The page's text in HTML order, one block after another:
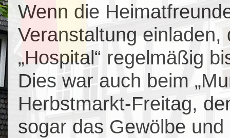
Wenn die
Veranstaltung
„Hospital“ regelmäßig
Dies war auch beim
Herbstmarkt-Freitag,
sogar das Gewölbe